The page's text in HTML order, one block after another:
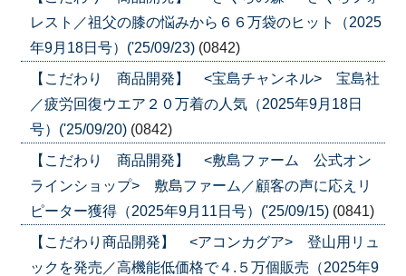
レスト／祖父の膝の悩みから６６万袋のヒット（2025
年9月18日号）('25/09/23) (0842)
【こだわり 商品開発】 <宝島チャンネル> 宝島社
／疲労回復ウエア２０万着の人気（2025年9月18日
号）('25/09/20) (0842)
【こだわり 商品開発】 <敷島ファーム 公式オン
ラインショップ> 敷島ファーム／顧客の声に応えリ
ピーター獲得（2025年9月11日号）('25/09/15) (0841)
【こだわり商品開発】 <アコンカグア> 登山用リュ
ックを発売／高機能低価格で４.５万個販売（2025年9